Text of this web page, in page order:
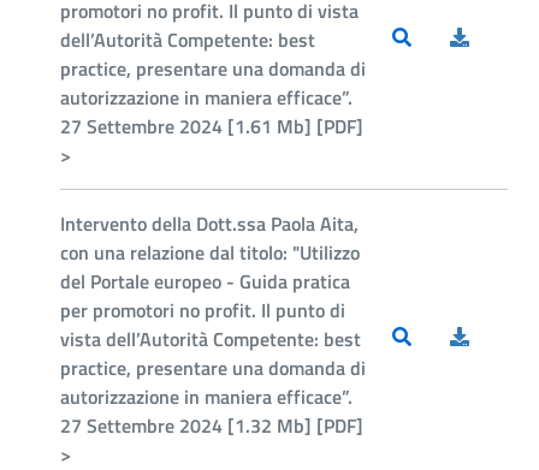
promotori no profit. Il punto di vista
dell’Autorità Competente: best
practice, presentare una domanda di
autorizzazione in maniera efficace”.
27 Settembre 2024 [1.61 Mb] [PDF]
>
Intervento della Dott.ssa Paola Aita,
con una relazione dal titolo: "Utilizzo
del Portale europeo - Guida pratica
per promotori no profit. Il punto di
vista dell’Autorità Competente: best
practice, presentare una domanda di
autorizzazione in maniera efficace”.
27 Settembre 2024 [1.32 Mb] [PDF]
>